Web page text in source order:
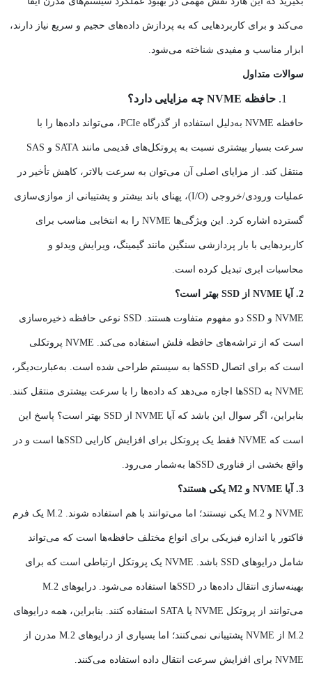
می‌کند و برای کاربردهایی که به پردازش داده‌های حجیم و سریع نیاز دارند،
ابزار مناسب و مفیدی شناخته می‌شود.
سوالات متداول
حافظه NVME چه مزایایی دارد؟
حافظه NVME به‌دلیل استفاده از گذرگاه PCIe، می‌تواند داده‌ها را با
سرعت بسیار بیشتری نسبت به پروتکل‌های قدیمی مانند SATA و SAS
منتقل کند. از مزایای اصلی آن می‌توان به سرعت بالاتر، کاهش تأخیر در
عملیات ورودی/خروجی (I/O)، پهنای باند بیشتر و پشتیبانی از موازی‌سازی
گسترده اشاره کرد. این ویژگی‌ها NVME را به انتخابی مناسب برای
کاربردهایی با بار پردازشی سنگین مانند گیمینگ، ویرایش ویدئو و
محاسبات ابری تبدیل کرده است.
2. آیا NVME از SSD بهتر است؟
NVME و SSD دو مفهوم متفاوت هستند. SSD نوعی حافظه ذخیره‌سازی
است که از تراشه‌های حافظه فلش استفاده می‌کند. NVME پروتکلی
است که برای اتصال SSD‌ها به سیستم طراحی شده است. به‌عبارت‌دیگر،
NVME به SSD‌ها اجازه می‌دهد که داده‌ها را با سرعت بیشتری منتقل کنند.
بنابراین، اگر سوال این باشد که آیا NVME از SSD بهتر است؟ پاسخ این
است که NVME فقط یک پروتکل برای افزایش کارایی SSD‌ها است و در
واقع بخشی از فناوری SSD‌ها به‌شمار می‌رود.
3. آیا NVME و M2 یکی هستند؟
NVME و M.2 یکی نیستند؛ اما می‌توانند با هم استفاده شوند. M.2 یک فرم
فاکتور یا اندازه فیزیکی برای انواع مختلف حافظه‌ها است که می‌تواند
شامل درایوهای SSD باشد. NVME یک پروتکل ارتباطی است که برای
بهینه‌سازی انتقال داده‌ها در SSD‌ها استفاده می‌شود. درایوهای M.2
می‌توانند از پروتکل NVME یا SATA استفاده کنند. بنابراین، همه درایوهای
M.2 از NVME پشتیبانی نمی‌کنند؛ اما بسیاری از درایوهای M.2 مدرن از
NVME برای افزایش سرعت انتقال داده استفاده می‌کنند.